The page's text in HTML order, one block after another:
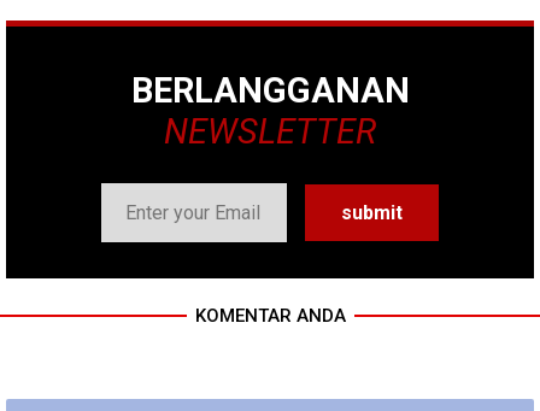
BERLANGGANAN
NEWSLETTER
KOMENTAR ANDA